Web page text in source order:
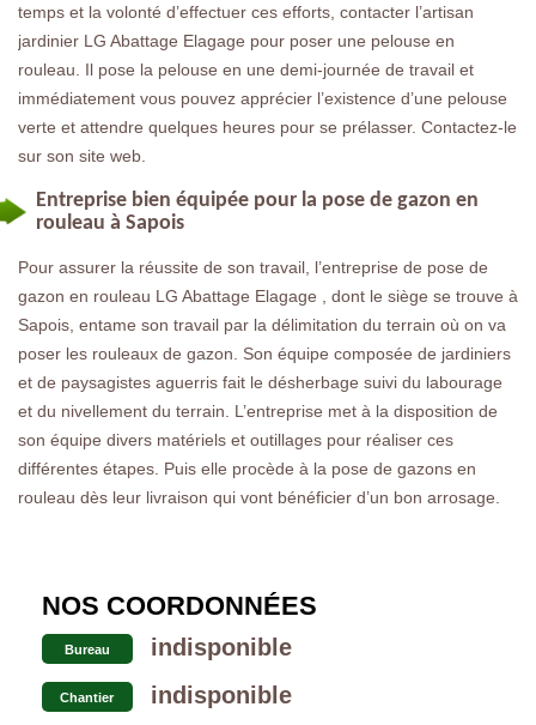
temps et la volonté d’effectuer ces efforts, contacter l’artisan
jardinier LG Abattage Elagage pour poser une pelouse en
rouleau. Il pose la pelouse en une demi-journée de travail et
immédiatement vous pouvez apprécier l’existence d’une pelouse
verte et attendre quelques heures pour se prélasser. Contactez-le
sur son site web.
Entreprise bien équipée pour la pose de gazon en
rouleau à Sapois
Pour assurer la réussite de son travail, l’entreprise de pose de
gazon en rouleau LG Abattage Elagage , dont le siège se trouve à
Sapois, entame son travail par la délimitation du terrain où on va
poser les rouleaux de gazon. Son équipe composée de jardiniers
et de paysagistes aguerris fait le désherbage suivi du labourage
et du nivellement du terrain. L’entreprise met à la disposition de
son équipe divers matériels et outillages pour réaliser ces
différentes étapes. Puis elle procède à la pose de gazons en
rouleau dès leur livraison qui vont bénéficier d’un bon arrosage.
NOS COORDONNÉES
Bureau indisponible
Chantier indisponible